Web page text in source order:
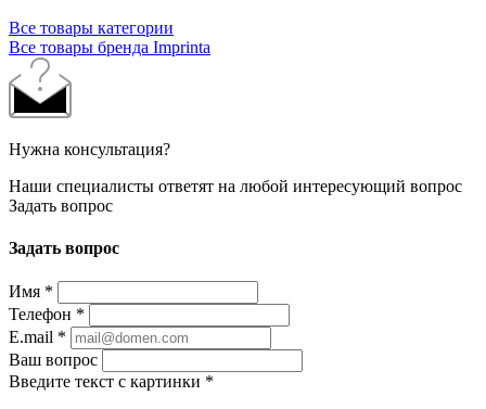
Все товары категории
Все товары бренда Imprinta
Нужна консультация?
Наши специалисты ответят на любой интересующий вопрос
Задать вопрос
Задать вопрос
Имя *
Телефон *
E.mail *
Ваш вопрос
Введите текст с картинки *